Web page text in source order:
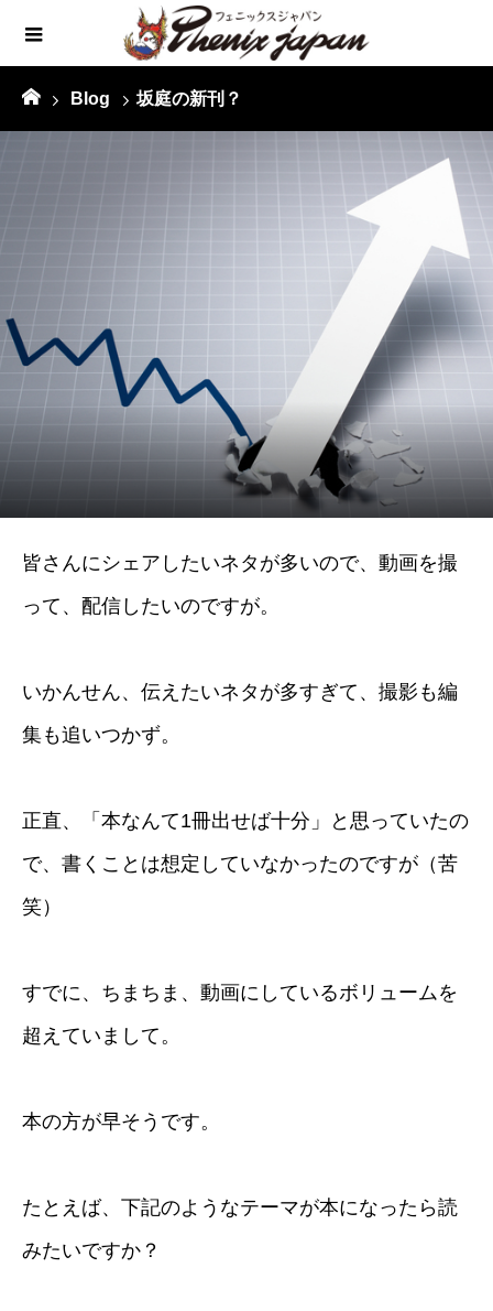
Blog 坂庭の新刊？
皆さんにシェアしたいネタが多いので、動画を撮
って、配信したいのですが。
いかんせん、伝えたいネタが多すぎて、撮影も編
集も追いつかず。
正直、「本なんて1冊出せば十分」と思っていたの
で、書くことは想定していなかったのですが（苦
笑）
すでに、ちまちま、動画にしているボリュームを
超えていまして。
本の方が早そうです。
たとえば、下記のようなテーマが本になったら読
みたいですか？